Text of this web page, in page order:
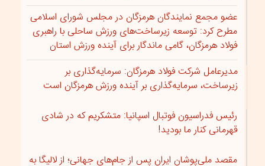
عضو مجمع نمایندگان هرمزگان در مجلس شورای اسلامی
مطرح کرد: توسعه زیرساخت‌های ورزش ساحلی با راهبری
فولاد هرمزگان، گامی ماندگار برای آینده ورزش استان
مدیرعامل شرکت فولاد هرمزگان: سرمایه‌گذاری بر
زیرساخت، سرمایه‌گذاری بر آینده ورزش هرمزگان است
رئیس فدراسیون فوتبال اسپانیا: متشکریم که در شادی
قهرمانی کنار ما بودید!
مقصد ملی‌پوشان ایران پس از جام‌های جهانی؛ از لالیگا به